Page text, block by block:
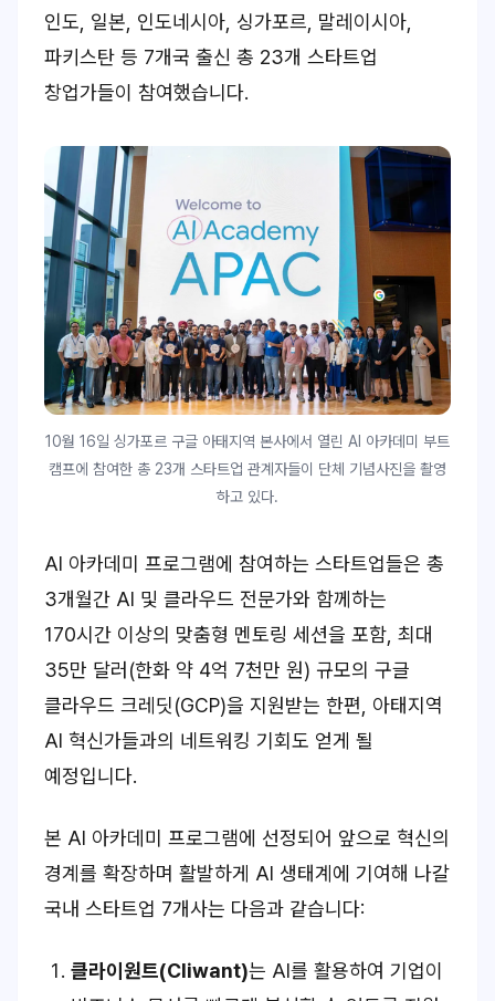
인도, 일본, 인도네시아, 싱가포르, 말레이시아,
파키스탄 등 7개국 출신 총 23개 스타트업
창업가들이 참여했습니다.
10월 16일 싱가포르 구글 아태지역 본사에서 열린 AI 아카데미 부트
캠프에 참여한 총 23개 스타트업 관계자들이 단체 기념사진을 촬영
하고 있다.
AI 아카데미 프로그램에 참여하는 스타트업들은 총
3개월간 AI 및 클라우드 전문가와 함께하는
170시간 이상의 맞춤형 멘토링 세션을 포함, 최대
35만 달러(한화 약 4억 7천만 원) 규모의 구글
클라우드 크레딧(GCP)을 지원받는 한편, 아태지역
AI 혁신가들과의 네트워킹 기회도 얻게 될
예정입니다.
본 AI 아카데미 프로그램에 선정되어 앞으로 혁신의
경계를 확장하며 활발하게 AI 생태계에 기여해 나갈
국내 스타트업 7개사는 다음과 같습니다:
클라이원트(Cliwant)는 AI를 활용하여 기업이